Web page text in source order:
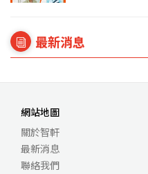
最新消息
網站地圖
關於智軒
最新消息
聯絡我們